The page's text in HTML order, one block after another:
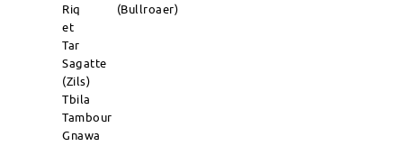
Riq
et
Tar
Sagatte
(Zils)
Tbila
Tambour
Gnawa
(Bullroaer)